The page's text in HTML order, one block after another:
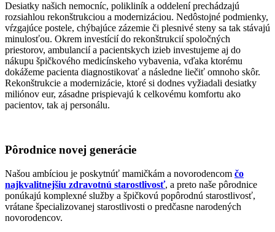
Desiatky našich nemocníc, polikliník a oddelení prechádzajú
rozsiahlou rekonštrukciou a modernizáciou. Nedôstojné podmienky,
vŕzgajúce postele, chýbajúce zázemie či plesnivé steny sa tak stávajú
minulosťou. Okrem investícií do rekonštrukcií spoločných
priestorov, ambulancií a pacientskych izieb investujeme aj do
nákupu špičkového medicínskeho vybavenia, vďaka ktorému
dokážeme pacienta diagnostikovať a následne liečiť omnoho skôr.
Rekonštrukcie a modernizácie, ktoré si dodnes vyžiadali desiatky
miliónov eur, zásadne prispievajú k celkovému komfortu ako
pacientov, tak aj personálu.
Pôrodnice novej generácie
Našou ambíciou je poskytnúť mamičkám a novorodencom čo
najkvalitnejšiu zdravotnú starostlivosť, a preto naše pôrodnice
ponúkajú komplexné služby a špičkovú popôrodnú starostlivosť,
vrátane špecializovanej starostlivosti o predčasne narodených
novorodencov.